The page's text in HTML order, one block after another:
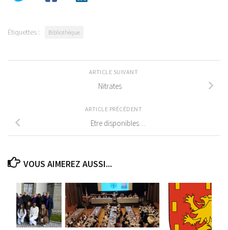
Étiquettes : Bibliothèque
ARTICLE SUIVANT
Nitrates
ARTICLE PRÉCÉDENT
Etre disponibles…
VOUS AIMEREZ AUSSI...